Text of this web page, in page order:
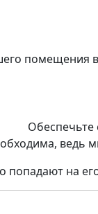
помещения
Обеспечьте
на